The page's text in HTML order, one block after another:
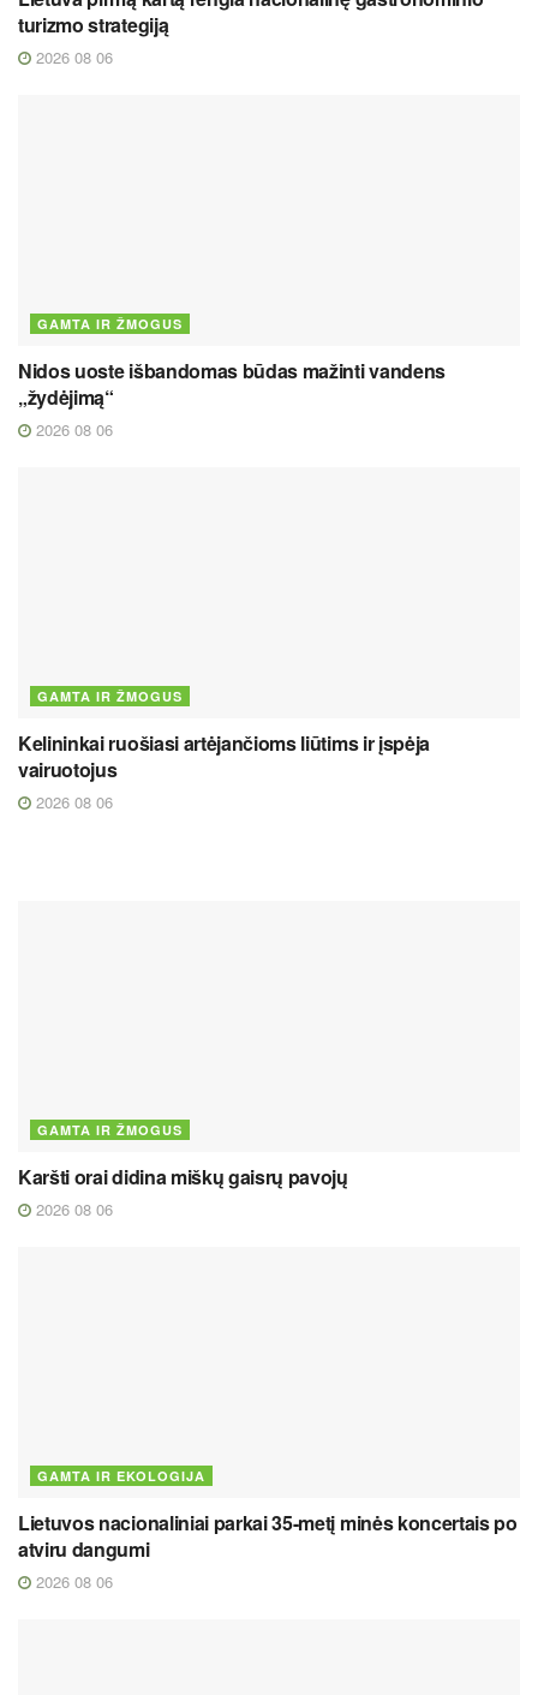
turizmo strategiją
2026 08 06
GAMTA IR ŽMOGUS
Nidos uoste išbandomas būdas mažinti vandens
„žydėjimą“
2026 08 06
GAMTA IR ŽMOGUS
Kelininkai ruošiasi artėjančioms liūtims ir įspėja
vairuotojus
2026 08 06
GAMTA IR ŽMOGUS
Karšti orai didina miškų gaisrų pavojų
2026 08 06
GAMTA IR EKOLOGIJA
Lietuvos nacionaliniai parkai 35-metį minės koncertais po
atviru dangumi
2026 08 06